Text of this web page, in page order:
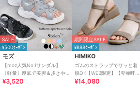
SALE
¥500ｸｰﾎﾟﾝ
モズ
【moz人気No.1サンダル】
〔軽量〕厚底で美脚＆歩きや
すい！疲れにくいフィット感
¥3,520
期間限定SALE
¥888ｸｰﾎﾟﾝ
HIMIKO
ゴムのストラップでサッと着
脱OK【WEB限定】【卑弥呼
26SS】ゴムストラップサンダ
¥14,080